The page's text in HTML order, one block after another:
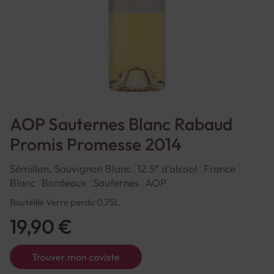
AOP Sauternes Blanc Rabaud
Promis Promesse 2014
Sémillon, Sauvignon Blanc 12.5° d'alcool
France
Blanc
Bordeaux Sauternes AOP
Bouteille Verre perdu 0,75L
Trouver mon caviste
19,90 €